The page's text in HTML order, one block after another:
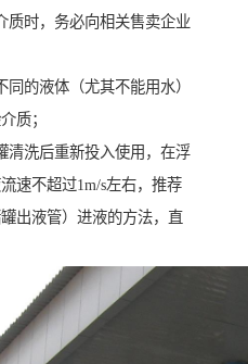
质时，务必向相关售卖企业
的液体（尤其不能用水）
质；
清洗后重新投入使用，在浮
速不超过1m/s左右，推荐
出液管）进液的方法，直